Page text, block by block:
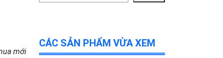
mới
CÁC SẢN PHẨM VỪA XEM